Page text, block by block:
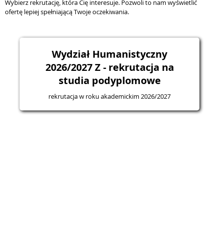
Wybierz rekrutację, która Cię interesuje. Pozwoli to nam wyświetlić
ofertę lepiej spełniającą Twoje oczekiwania.
Wydział Humanistyczny
2026/2027 Z - rekrutacja na
studia podyplomowe
rekrutacja w roku akademickim 2026/2027